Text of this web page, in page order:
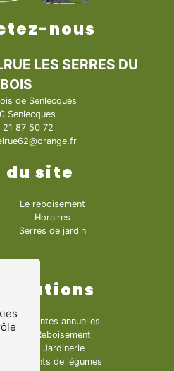
nous
LES SERRES DU
BOIS
de Senlecques
Senlecques
21 87 50 72
du site
Le reboisement
Horaires
Serres de jardin
Plantes annuelles
Reboisement
Jardinerie
Plants de légumes